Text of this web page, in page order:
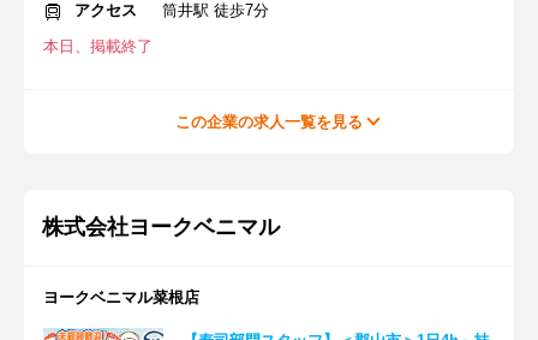
アクセス
筒井駅 徒歩7分
本日、掲載終了
この企業の求人一覧を見る
株式会社ヨークベニマル
ヨークベニマル菜根店